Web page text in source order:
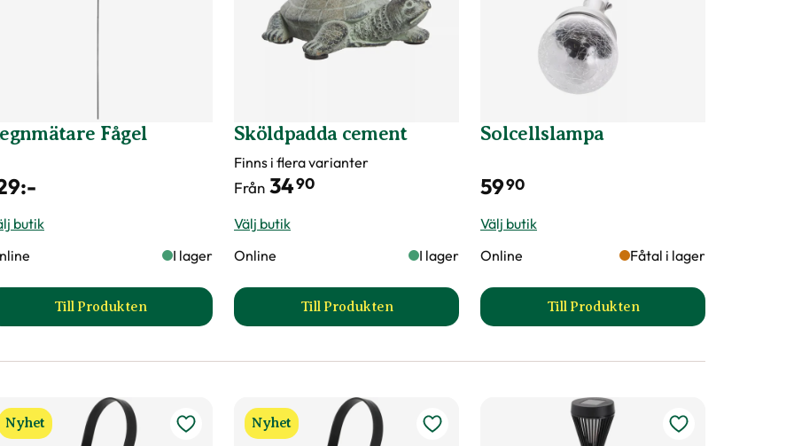
Fågel
:-
butik
I lager
Till Produkten
till Regnmätare Fågel produktsida
Sköldpadda cement
Finns i flera varianter
Från 3490
Välj butik
Online
I lager
Till Produkten
till Sköldpadda cement produktsida
Solcellslampa
5990
Välj butik
Online
Fåtal i lager
Till Produkten
till Solcellslampa produktsida
Nyhet Nyhet